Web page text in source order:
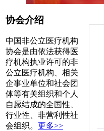
协会介绍
中国非公立医疗机构
协会是由依法获得医
疗机构执业许可的非
公立医疗机构、相关
企事业单位和社会团
体等有关组织和个人
自愿结成的全国性、
行业性、非营利性社
会组织。 更多>>